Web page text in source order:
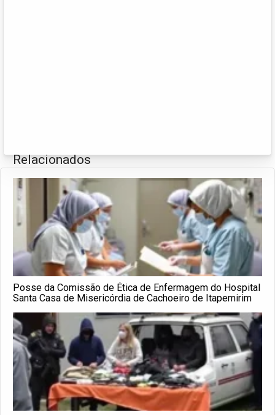
Relacionados
Posse da Comissão de Ética de Enfermagem do Hospital
Santa Casa de Misericórdia de Cachoeiro de Itapemirim